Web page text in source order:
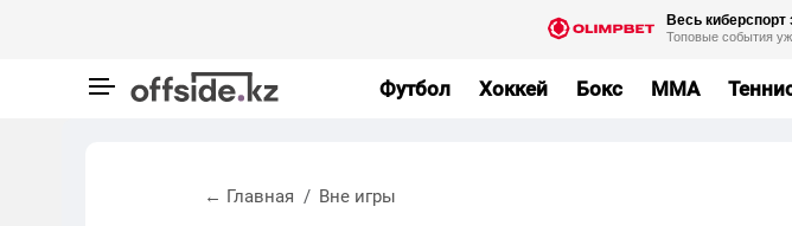
Футбол Хоккей Бокс MMA
← Главная Вне игры